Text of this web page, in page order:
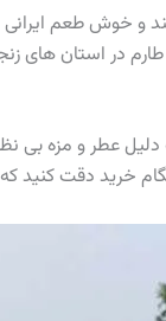
و خوش طعم
در استان های
دلیل عطر و مزه بی